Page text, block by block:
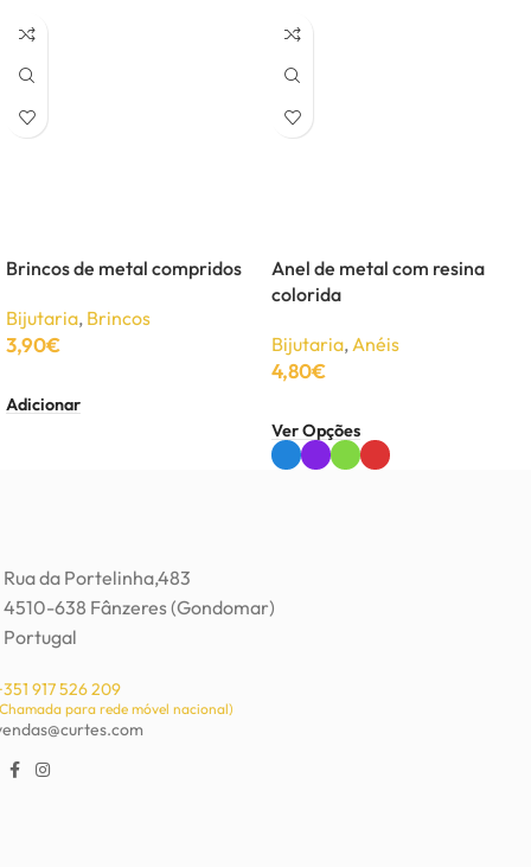
Brincos de metal compridos
Bijutaria, Brincos
3,90€
Adicionar
Anel de metal com resina
colorida
Bijutaria,Anéis
4,80€
Ver Opções
Rua da Portelinha,483
4510-638 Fânzeres (Gondomar)
Portugal
917 526 209
para rede móvel nacional)